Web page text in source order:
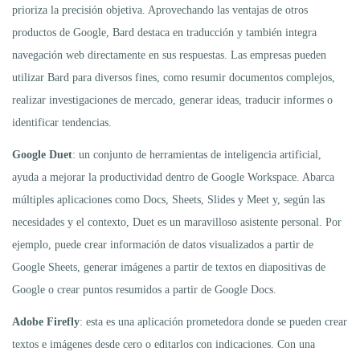
prioriza la precisión objetiva. Aprovechando las ventajas de otros
productos de Google, Bard destaca en traducción y también integra
navegación web directamente en sus respuestas. Las empresas pueden
utilizar Bard para diversos fines, como resumir documentos complejos,
realizar investigaciones de mercado, generar ideas, traducir informes o
identificar tendencias.
Google Duet: un conjunto de herramientas de inteligencia artificial,
ayuda a mejorar la productividad dentro de Google Workspace. Abarca
múltiples aplicaciones como Docs, Sheets, Slides y Meet y, según las
necesidades y el contexto, Duet es un maravilloso asistente personal. Por
ejemplo, puede crear información de datos visualizados a partir de
Google Sheets, generar imágenes a partir de textos en diapositivas de
Google o crear puntos resumidos a partir de Google Docs.
Adobe Firefly: esta es una aplicación prometedora donde se pueden crear
textos e imágenes desde cero o editarlos con indicaciones. Con una